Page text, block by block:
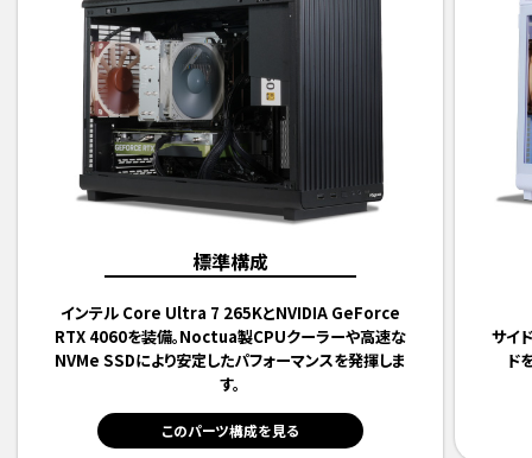
標準構成
インテル Core Ultra 7 265KとNVIDIA GeForce
RTX 4060を装備。Noctua製CPUクーラーや高速な
NVMe SSDにより安定したパフォーマンスを発揮しま
す。
このパーツ構成を見る
サイ
ド